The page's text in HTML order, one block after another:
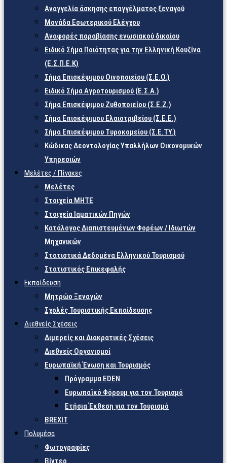
Αναγγελία άσκησης επαγγέλματος ξεναγού
Μονάδα Εσωτερικού Ελέγχου
Αναφορές παραβίασης ενωσιακού δικαίου
Ειδικό Σήμα Ποιότητας για την Ελληνική Κουζίνα
(Ε.Σ.Π.Ε.Κ)
Σήμα Επισκέψιμου Οινοποιείου (Σ.Ε.Ο.)
Ειδικό Σήμα Αγροτουρισμού (Ε.Σ.Α.)
Σήμα Επισκέψιμου Ζυθοποιείου (Σ.Ε.Ζ.)
Σήμα Επισκέψιμου Ελαιοτριβείου (Σ.Ε.Ε.)
Σήμα Επισκέψιμου Τυροκομείου (Σ.Ε.TY.)
Κώδικας Δεοντολογίας Υπαλλήλων Οικονομικών
Υπηρεσιών
Μελέτες / Πίνακες
Μελέτες
Στοιχεία ΜΗΤΕ
Στοιχεία Ιαματικών Πηγών
Κατάλογος Διαπιστευμένων Φορέων / Ιδιωτών
Μηχανικών
Στατιστικά Δεδομένα Ελληνικού Τουρισμού
Στατιστικός Επικεφαλής
Εκπαίδευση
Μητρώο Ξεναγών
Σχολές Τουριστικής Εκπαίδευσης
Διεθνείς Σχέσεις
Διμερείς και Διακρατικές Σχέσεις
Διεθνείς Οργανισμοί
Ευρωπαϊκή Ένωση και Τουρισμός
Πρόγραμμα EDEN
Ευρωπαϊκό Φόρουμ για τον Τουρισμό
Ετήσια Έκθεση για τον Τουρισμό
BREXIT
Πολυμέσα
Φωτογραφίες
Βίντεο